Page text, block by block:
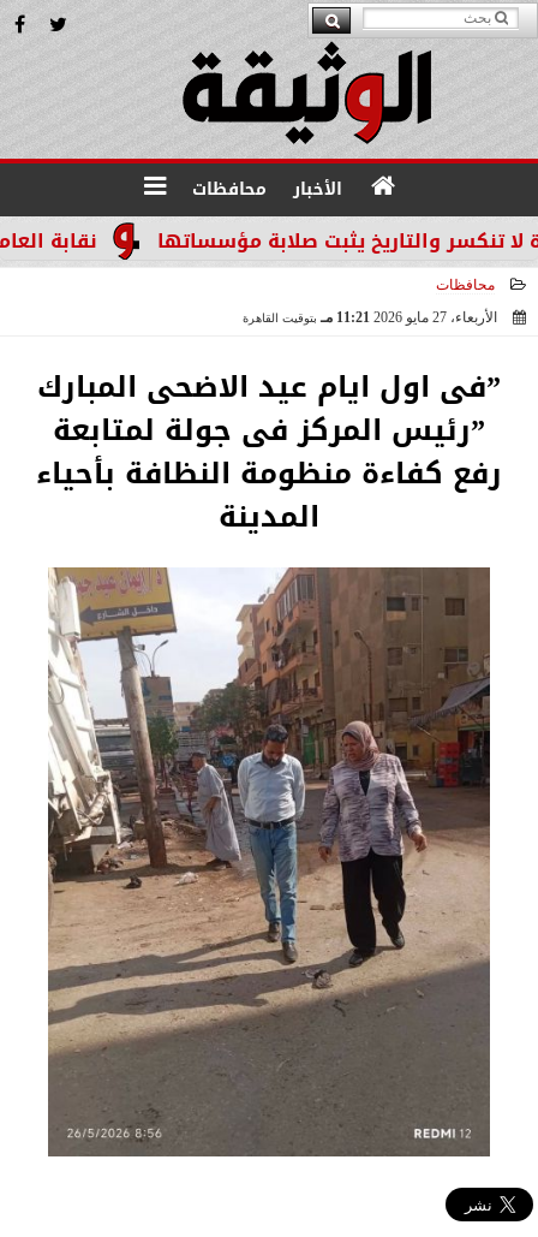
الأخبار محافظات
نقابة والتاريخ يثبت صلابة مؤسساتها
محافظات
الأربعاء، 27 مايو 2026
11:21 مـ بتوقيت القاهرة
”فى اول ايام عيد الاضحى المبارك
”رئيس المركز فى جولة لمتابعة
رفع كفاءة منظومة النظافة بأحياء
المدينة